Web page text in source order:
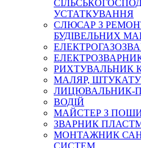
УСТАТКУВАННЯ
СЛЮСАР З
БУДІВЕЛЬНИХ
РИХТУВАЛЬНИК
МАЛЯР,
ЛИЦЮВАЛЬНИК-
ВОДІЙ
МАЙСТЕР З
ЗВАРНИК
МОНТАЖНИК
СИСТЕМ